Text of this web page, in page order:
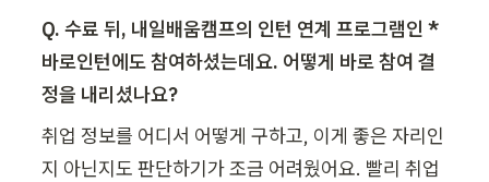
Q. 수료 뒤, 내일배움캠프의 인턴 연계 프로그램인 *
바로인턴에도 참여하셨는데요. 어떻게 바로 참여 결
정을 내리셨나요?
취업 정보를 어디서 어떻게 구하고, 이게 좋은 자리인
지 아닌지도 판단하기가 조금 어려웠어요. 빨리 취업